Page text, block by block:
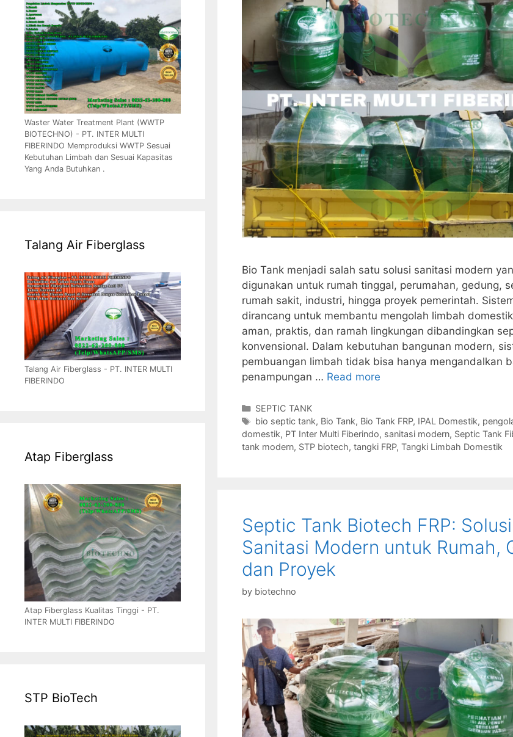
Bio Tank menjadi salah satu solusi sanitasi modern
digunakan untuk rumah tinggal, perumahan, gedung,
rumah sakit, industri, hingga proyek pemerintah.
dirancang untuk membantu mengolah limbah
aman, praktis, dan ramah lingkungan dibandingkan
konvensional. Dalam kebutuhan bangunan modern,
pembuangan limbah tidak bisa hanya mengandalkan
penampungan … Read more
Categories
SEPTIC TANK
Tags
bio septic tank, Bio Tank, Bio Tank FRP, IPAL Domestik,
domestik, PT Inter Multi Fiberindo, sanitasi modern, Septic Tank
tank modern, STP biotech, tangki FRP, Tangki Limbah Domestik
Septic Tank Biotech FRP: Solusi
Sanitasi Modern untuk Rumah,
dan Proyek
by biotechno
Waster Water Treatment Plant (WWTP
BIOTECHNO) - PT. INTER MULTI
FIBERINDO Memproduksi WWTP Sesuai
Kebutuhan Limbah dan Sesuai Kapasitas
Yang Anda Butuhkan .
Talang Air Fiberglass
Talang Air Fiberglass - PT. INTER MULTI
FIBERINDO
Atap Fiberglass
Atap Fiberglass Kualitas Tinggi - PT.
INTER MULTI FIBERINDO
STP BioTech